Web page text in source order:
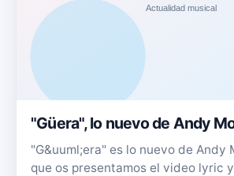
"Güera", lo nuevo de Andy
"G&uuml;era" es lo nuevo de Andy
que os presentamos el video lyric